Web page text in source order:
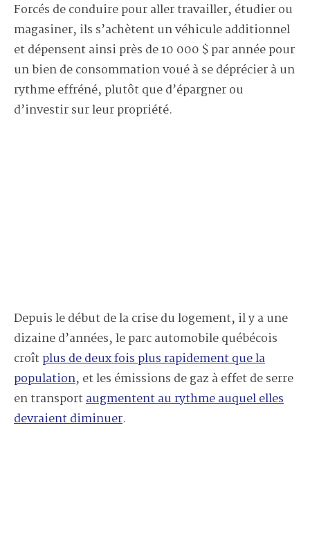
Forcés de conduire pour aller travailler, étudier ou
magasiner, ils s’achètent un véhicule additionnel
et dépensent ainsi près de 10 000 $ par année pour
un bien de consommation voué à se déprécier à un
rythme effréné, plutôt que d’épargner ou
d’investir sur leur propriété.
Depuis le début de la crise du logement, il y a une
dizaine d’années, le parc automobile québécois
croîtplus de deux fois plus rapidement que la
population, et les émissions de gaz à effet de serre
en transportaugmentent au rythme auquel elles
devraient diminuer.